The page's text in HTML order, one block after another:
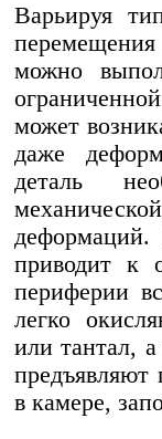
Варьируя
можно
может
даже
деталь
приводит к
периферии
легко
или тантал,
предъявляют
в камере,